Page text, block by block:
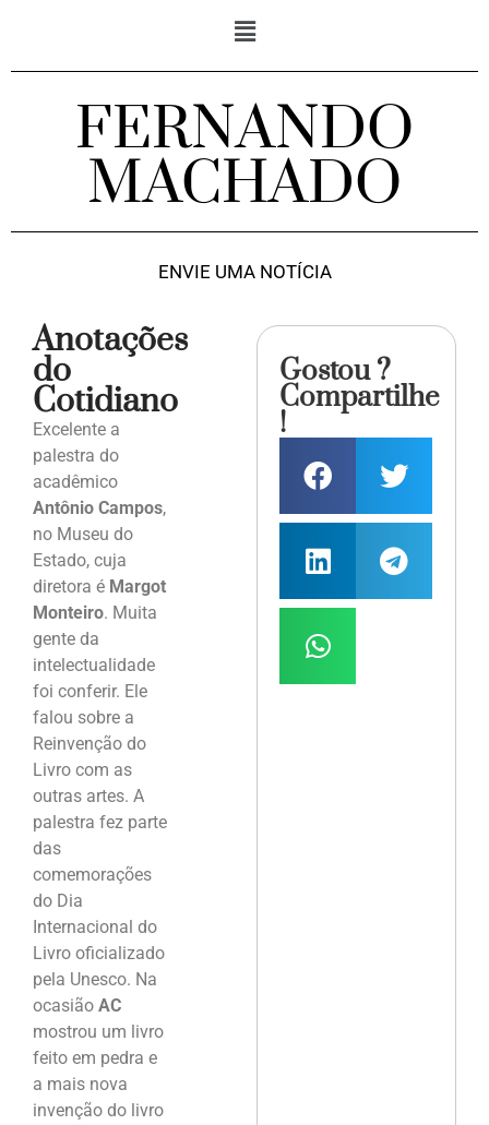
FERNANDO
MACHADO
ENVIE UMA NOTÍCIA
Anotações
do
Cotidiano
Excelente a
palestra do
acadêmico
Antônio Campos,
no Museu do
Estado, cuja
diretora é Margot
Monteiro. Muita
gente da
intelectualidade
foi conferir. Ele
falou sobre a
Reinvenção do
Livro com as
outras artes. A
palestra fez parte
das
comemorações
do Dia
Internacional do
Livro oficializado
pela Unesco. Na
ocasião AC
mostrou um livro
feito em pedra e
a mais nova
invenção do livro
Gostou ?
Compartilhe
!